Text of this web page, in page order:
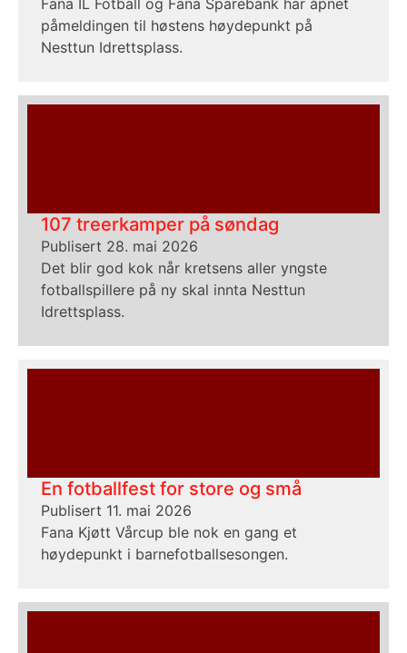
Fana IL Fotball og Fana Sparebank har åpnet
påmeldingen til høstens høydepunkt på
Nesttun Idrettsplass.
107 treerkamper på søndag
Publisert 28. mai 2026
Det blir god kok når kretsens aller yngste
fotballspillere på ny skal innta Nesttun
Idrettsplass.
En fotballfest for store og små
Publisert 11. mai 2026
Fana Kjøtt Vårcup ble nok en gang et
høydepunkt i barnefotballsesongen.